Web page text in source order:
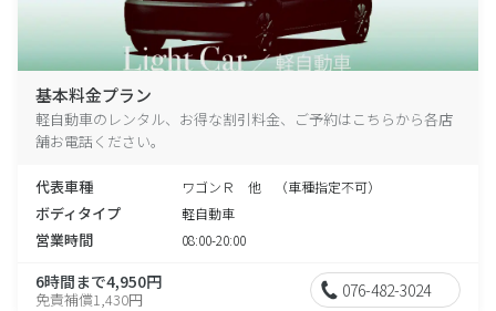
基本料金プラン
軽自動車のレンタル、お得な割引料金、ご予約はこちらから各店
舗お電話ください。
代表車種 ワゴンＲ 他 （車種指定不可）
ボディタイプ 軽自動車
営業時間 08:00-20:00
6時間まで4,950円
免責補償1,430円 076-482-3024